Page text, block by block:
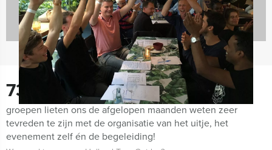
730
groepen lieten ons de afgelopen maanden weten zeer
tevreden te zijn met de organisatie van het uitje, het
evenement zelf én de begeleiding!